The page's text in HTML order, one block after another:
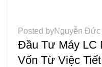
Posted byNguyễn Đức
Đầu Tư Máy LC
Vốn Từ Việc